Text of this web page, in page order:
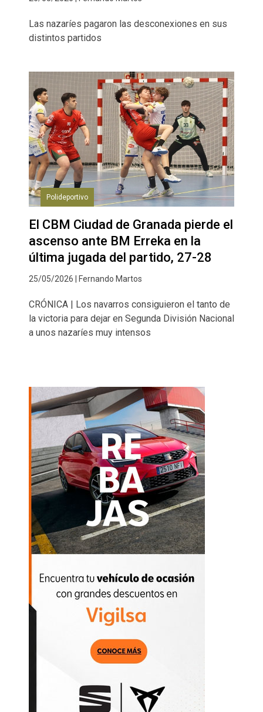
Las nazaríes pagaron las desconexiones en sus
distintos partidos
Polideportivo
El CBM Ciudad de Granada pierde el
ascenso ante BM Erreka en la
última jugada del partido, 27-28
25/05/2026 | Fernando Martos
CRÓNICA | Los navarros consiguieron el tanto de
la victoria para dejar en Segunda División Nacional
a unos nazaríes muy intensos